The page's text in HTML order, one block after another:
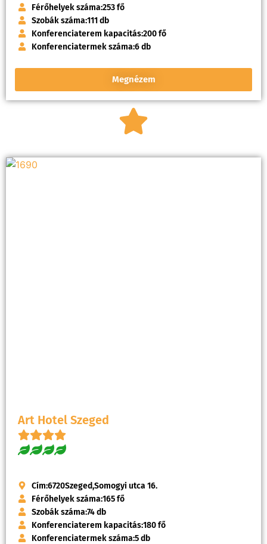
Férőhelyek száma:253 fő
Szobák száma:111 db
Konferenciaterem kapacitás:200 fő
Konferenciatermek száma:6 db
Megnézem
Art Hotel Szeged
Cím:6720Szeged,Somogyi utca 16.
Férőhelyek száma:165 fő
Szobák száma:74 db
Konferenciaterem kapacitás:180 fő
Konferenciatermek száma:5 db